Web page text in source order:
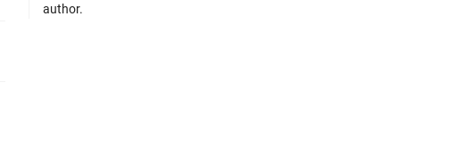
author.